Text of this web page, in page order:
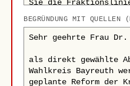
BEGRÜNDUNG MIT